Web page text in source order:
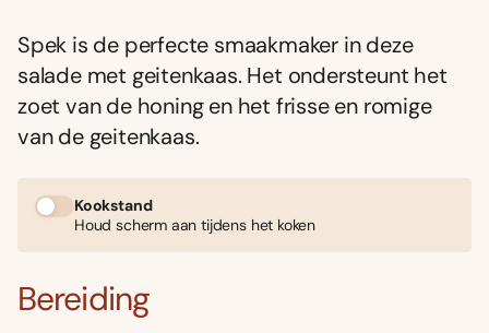
Spek is de perfecte smaakmaker in deze
salade met geitenkaas. Het ondersteunt het
zoet van de honing en het frisse en romige
van de geitenkaas.
Kookstand
Houd scherm aan tijdens het koken
Bereiding